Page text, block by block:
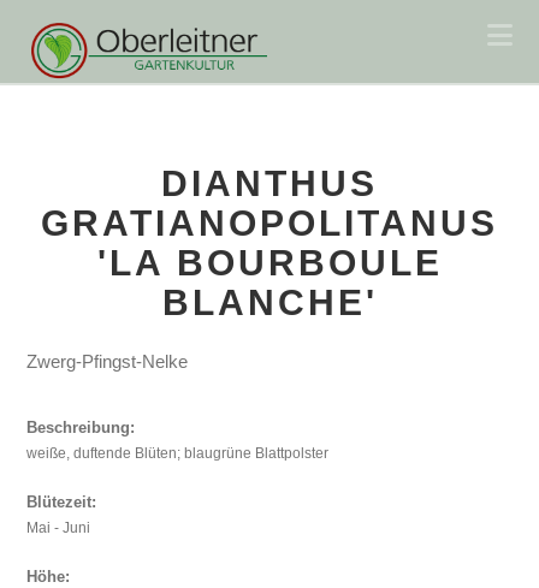
DIANTHUS
GRATIANOPOLITANUS
'LA BOURBOULE
BLANCHE'
Zwerg-Pfingst-Nelke
Beschreibung:
weiße, duftende Blüten; blaugrüne Blattpolster
Blütezeit:
Mai - Juni
Höhe: